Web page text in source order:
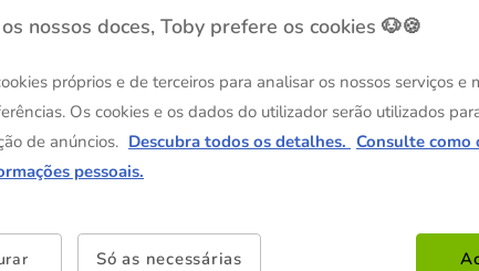
M
-25% na 2ª un.
L
-25% na 2ª un.
-25% na 2ª un Com cupão numa seleção de
nossos doces, Toby prefere os cookies 🐶🍪
próprios e de terceiros para analisar os nossos serviços e
Os cookies e os dados do utilizador serão utilizados
de anúncios. Descubra todos os detalhes. Consulte como
pessoais.
Só as necessárias